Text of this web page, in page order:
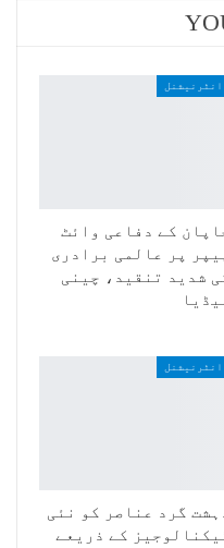
انٹرنیشنل
کے دفاعی وائٹ
پر عالمی برادری
شدید تنقید، چینی
انٹرنیشنل
گرد عناصر کو نئی
کے ذریعے